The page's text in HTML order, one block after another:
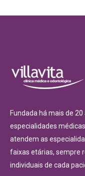
Fundada há mais de
especialidades
atendem as
faixas etárias, sempre
individuais de cada